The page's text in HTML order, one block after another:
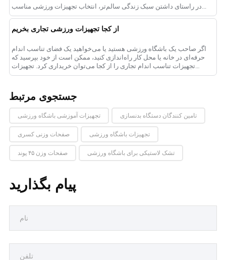
از کجا تجهیزات ورزشی تجاری بخریم
اگر صاحب یک باشگاه ورزشی هستید یا می‌خواهید یک فضای تناسب اندام
حرفه‌ای در خانه یا محل کار راه‌اندازی کنید، ممکن است از خود بپرسید که
تجهیزات تناسب اندام تجاری را از کجا می‌توان خریداری کرد. تجهیزات
ورزشی تجاری......
جستجوی مرتبط
تجهیزات آموزشی باشگاه ورزشی تامین کنندگان دستگاه بدنسازی
صفحات وزنی کسری تجهیزات باشگاه ورزشی
صفحات وزن ۴۵ پوند تشک لاستیکی برای باشگاه ورزشی
پیام بگذارید